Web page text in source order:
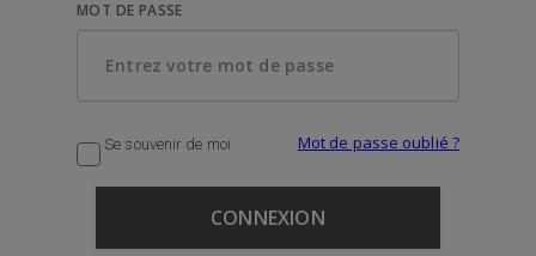
MOT DE PASSE
Se souvenir de moi Mot de passe oublié ?